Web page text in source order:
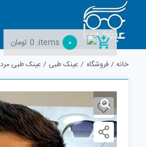
Skip
content
خانه فروشگاه عینک طبی عینک طبی
0
items:
0 تومان